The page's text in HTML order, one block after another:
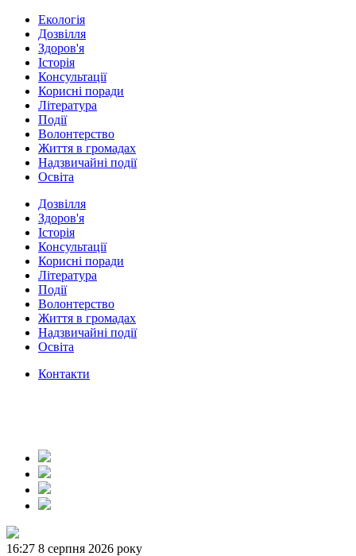
Екологія
Дозвілля
Здоров'я
Історія
Консультації
Корисні поради
Література
Події
Волонтерство
Життя в громадах
Надзвичайні події
Освіта
Дозвілля
Здоров'я
Історія
Консультації
Корисні поради
Література
Події
Волонтерство
Життя в громадах
Надзвичайні події
Освіта
Контакти
16:27 8 серпня 2026 року